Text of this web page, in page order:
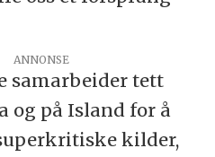
samarbeider tett
og på Island for å
kilder,